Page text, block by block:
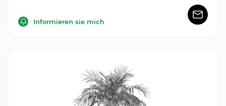
Informieren sie mich